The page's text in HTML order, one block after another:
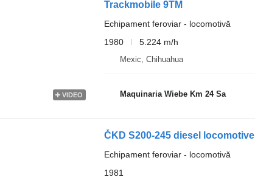
VIDEO
Trackmobile 9TM
Echipament feroviar - locomotivă
1980
5.224 m/h
Mexic, Chihuahua
Maquinaria Wiebe Km 24 Sa
ČKD S200-245 diesel locomotive
Echipament feroviar - locomotivă
1981